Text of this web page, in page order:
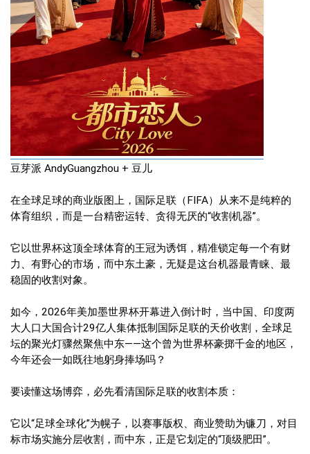
豆芽派 AndyGuangzhou + 豆儿
在全球足球的商业版图上，国际足联（FIFA）从来不是纯粹的
体育组织，而是一台精密运转、贪得无厌的“收割机器”。
它以世界杯这顶全球体育的王冠为诱饵，精准锁定每一个有财
力、有野心的市场，而中东土豪，无疑是这台机器最青睐、最
稳固的收割对象。
如今，2026年美加墨世界杯开幕进入倒计时，当中国、印度两
大人口大国合计29亿人集体抵制国际足联的天价收割，全球足
坛的聚光灯骤然聚焦中东——这个曾为世界杯豪掷千金的地区，
今年还会一如既往地躬身捧场吗？
要读懂这场博弈，必先看清国际足联的收割本质：
它以“足球全球化”为幌子，以赛事版权、商业赞助为镰刀，对目
标市场实施分层收割，而中东，正是它划定的“顶级肥田”。